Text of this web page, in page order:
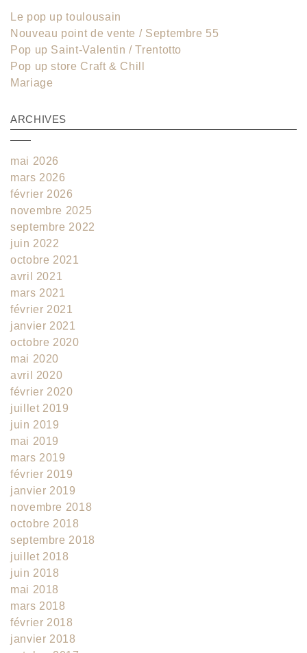
Le pop up toulousain
Nouveau point de vente / Septembre 55
Pop up Saint-Valentin / Trentotto
Pop up store Craft & Chill
Mariage
ARCHIVES
mai 2026
mars 2026
février 2026
novembre 2025
septembre 2022
juin 2022
octobre 2021
avril 2021
mars 2021
février 2021
janvier 2021
octobre 2020
mai 2020
avril 2020
février 2020
juillet 2019
juin 2019
mai 2019
mars 2019
février 2019
janvier 2019
novembre 2018
octobre 2018
septembre 2018
juillet 2018
juin 2018
mai 2018
mars 2018
février 2018
janvier 2018